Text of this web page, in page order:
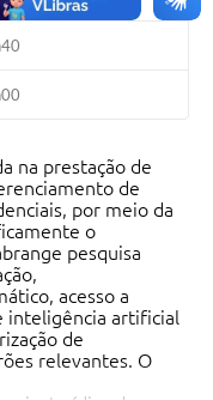
na prestação de
de
por meio da
o
pesquisa
acesso a
inteligência artificial
de
relevantes. O